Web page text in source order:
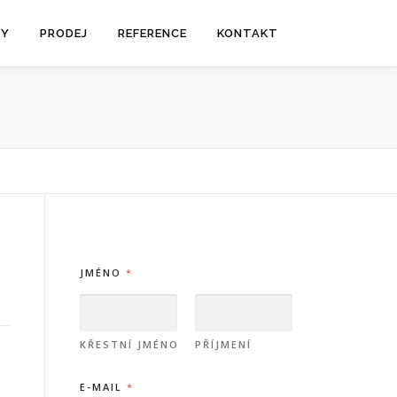
PRODEJ REFERENCE KONTAKT
-
M
L
P
JMÉNO *
KŘESTNÍ JMÉNO PŘÍJMENÍ
E-MAIL *